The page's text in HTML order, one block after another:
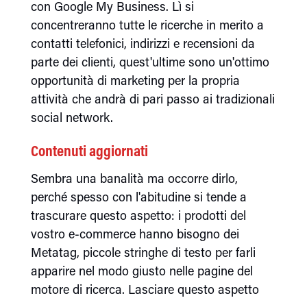
con Google My Business. Lì si
concentreranno tutte le ricerche in merito a
contatti telefonici, indirizzi e recensioni da
parte dei clienti, quest'ultime sono un'ottimo
opportunità di marketing per la propria
attività che andrà di pari passo ai tradizionali
social network.
Contenuti aggiornati
Sembra una banalità ma occorre dirlo,
perché spesso con l'abitudine si tende a
trascurare questo aspetto: i prodotti del
vostro e-commerce hanno bisogno dei
Metatag, piccole stringhe di testo per farli
apparire nel modo giusto nelle pagine del
motore di ricerca. Lasciare questo aspetto